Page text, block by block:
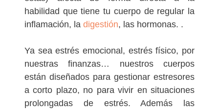
habilidad que tiene tu cuerpo de regular la
inflamación, la digestión, las hormonas. .
Ya sea estrés emocional, estrés físico, por
nuestras finanzas… nuestros cuerpos
están diseñados para gestionar estresores
a corto plazo, no para vivir en situaciones
prolongadas de estrés. Además las